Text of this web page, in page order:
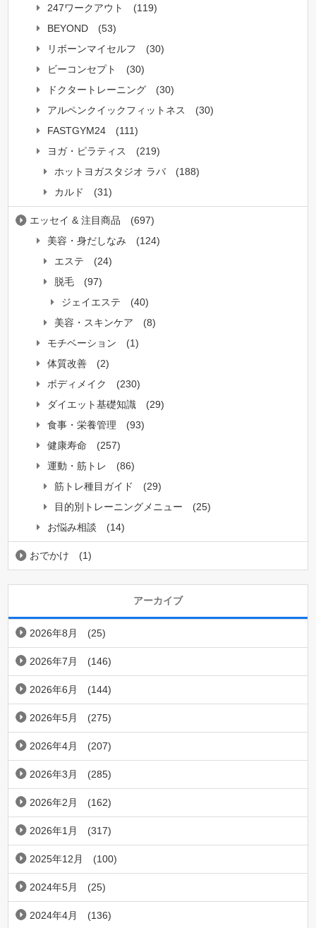
247ワークアウト
(119)
BEYOND
(53)
リボーンマイセルフ
(30)
ビーコンセプト
(30)
ドクタートレーニング
(30)
アルペンクイックフィットネス
(30)
FASTGYM24
(111)
ヨガ・ピラティス
(219)
ホットヨガスタジオ ラバ
(188)
カルド
(31)
エッセイ & 注目商品
(697)
美容・身だしなみ
(124)
エステ
(24)
脱毛
(97)
ジェイエステ
(40)
美容・スキンケア
(8)
モチベーション
(1)
体質改善
(2)
ボディメイク
(230)
ダイエット基礎知識
(29)
食事・栄養管理
(93)
健康寿命
(257)
運動・筋トレ
(86)
筋トレ種目ガイド
(29)
目的別トレーニングメニュー
(25)
お悩み相談
(14)
おでかけ (1)
アーカイブ
2026年8月 (25)
2026年7月 (146)
2026年6月 (144)
2026年5月 (275)
2026年4月 (207)
2026年3月 (285)
2026年2月 (162)
2026年1月 (317)
2025年12月 (100)
2024年5月 (25)
2024年4月 (136)